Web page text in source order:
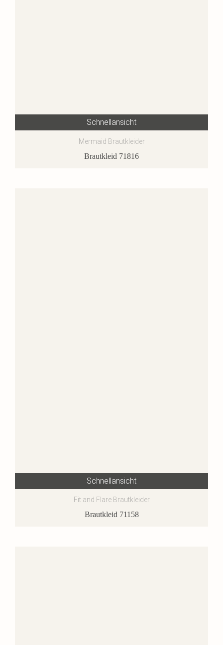
Schnellansicht
Mermaid Brautkleider
Brautkleid 71816
Schnellansicht
Fit and Flare Brautkleider
Brautkleid 71158